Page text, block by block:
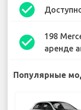
check_circle
check_circle
198
аренде
Популярные